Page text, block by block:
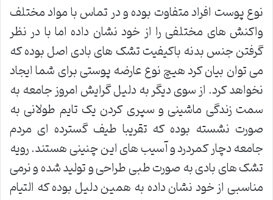
نوع پوست افراد متفاوت بوده و در تماس با مواد مختلف
واکنش های مختلفی را از خود نشان داده اما با در نظر
گرفتن جنس بدنه باکیفیت تشک های بادی اصل بوده که
می توان بیان کرد هیچ نوع عارضه پوستی برای شما ایجاد
نخواهد کرد. از سوی دیگر به دلیل گرایش امروز جامعه به
سمت زندگی ماشینی و سپری کردن یک تایم طولانی به
صورت نشسته بوده که تقریبا طیف گسترده ای مردم
جامعه دچار کمردرد و آسیب های این چنینی هستند. رویه
تشک های بادی به صورت طبی طراحی و تولید شده و نرمی
مناسبی از خود نشان داده به همین دلیل بوده که التیام